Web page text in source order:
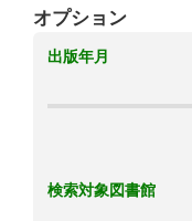
オプション
出版年月
検索対象図書館